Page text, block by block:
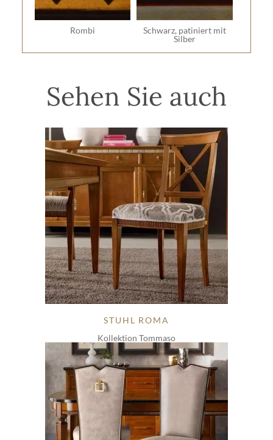
Rombi
Schwarz, patiniert mit
Silber
Sehen Sie auch
STUHL ROMA
Kollektion Tommaso